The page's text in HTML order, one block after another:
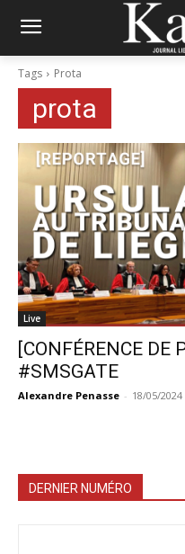
Tags Prota
prota
Live
[CONFÉRENCE DE
#SMSGATE
Alexandre Penasse - 18/05/2024
DERNIER NUMÉRO